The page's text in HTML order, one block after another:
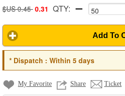
$US 0.45 0.31 QTY:
Add To
*Dispatch : Within 5 days
My Favorite Share Ticket